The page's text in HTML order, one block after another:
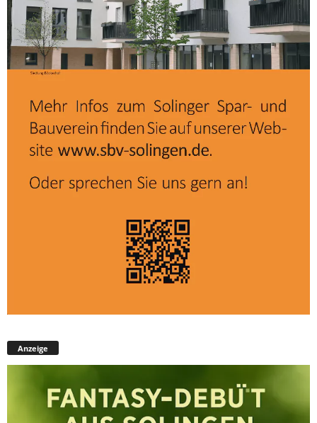
Anzeige